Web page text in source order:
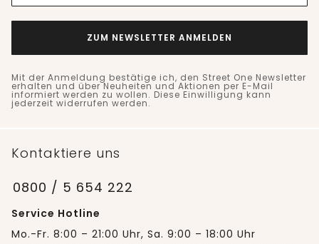
ZUM NEWSLETTER ANMELDEN
Mit der Anmeldung bestätige ich, den Street One Newsletter
erhalten und über Neuheiten und Aktionen per E-Mail
informiert werden zu wollen. Diese Einwilligung kann
jederzeit widerrufen werden.
Kontaktiere uns
0800 / 5 654 222
Service Hotline
Mo.-Fr. 8:00 – 21:00 Uhr, Sa. 9:00 – 18:00 Uhr